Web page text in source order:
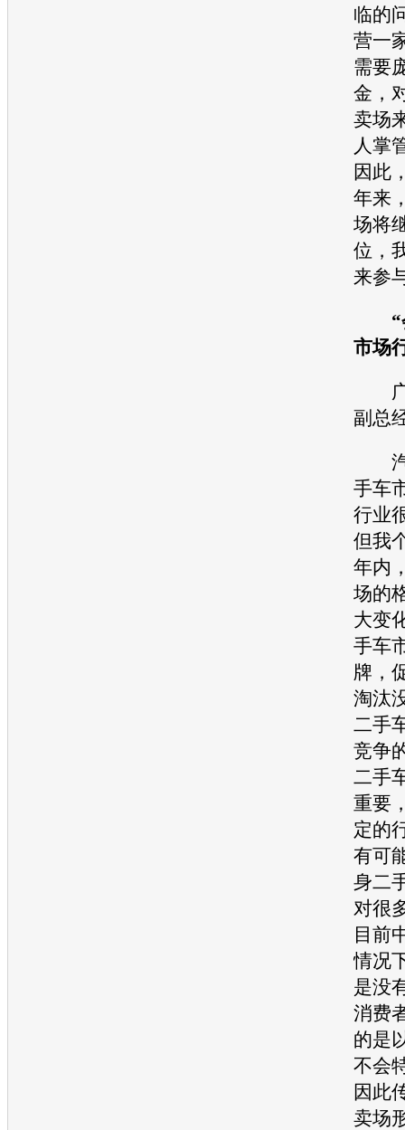
临的
营一
需要
金，
卖场
人掌
因此
年来
场将
位，
来参
“
市场
广
副总
汽
手车
行业
但我
年内
场的
大变
手车
牌，
淘汰
二手
竞争
二手
重要
定的
有可
身二
对很
目前
情况
是没
消费
的是
不会
因此
卖场